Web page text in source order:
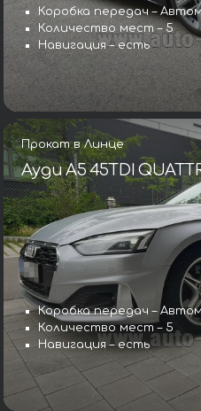
Коробка передач –
Количество мест – 5
Навигация – есть
Прокат в Линце
Ауди A5 45TDI
Коробка передач –
Количество мест – 5
Навигация – есть